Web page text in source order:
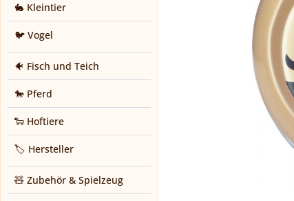
🐇 Kleintier
🐦 Vogel
🐠 Fisch und Teich
🐎 Pferd
🐑 Hoftiere
🏷️ Hersteller
🧸 Zubehör & Spielzeug